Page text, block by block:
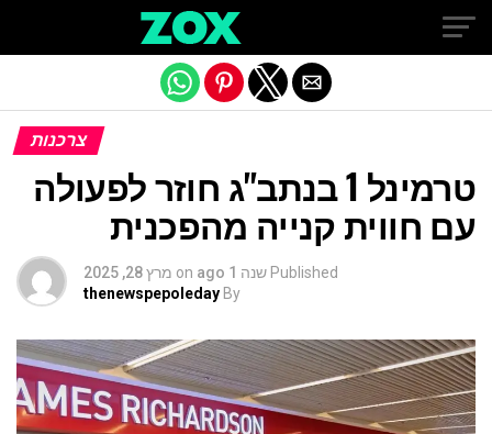
צרכנות
טרמינל 1 בנתב"ג חוזר לפעולה
עם חווית קנייה מהפכנית
Published שנה 1 ago on מרץ 28, 2025
By
thenewspepoleday
Exit mobile version